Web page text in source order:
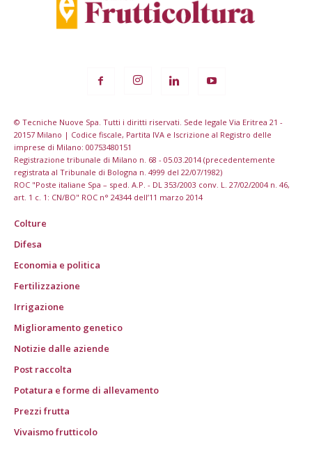
© Tecniche Nuove Spa. Tutti i diritti riservati. Sede legale Via Eritrea 21 -
20157 Milano | Codice fiscale, Partita IVA e Iscrizione al Registro delle
imprese di Milano: 00753480151
Registrazione tribunale di Milano n. 68 - 05.03.2014 (precedentemente
registrata al Tribunale di Bologna n. 4999 del 22/07/1982)
ROC "Poste italiane Spa – sped. A.P. - DL 353/2003 conv. L. 27/02/2004 n. 46,
art. 1 c. 1: CN/BO" ROC n° 24344 dell’11 marzo 2014
Colture
Difesa
Economia e politica
Fertilizzazione
Irrigazione
Miglioramento genetico
Notizie dalle aziende
Post raccolta
Potatura e forme di allevamento
Prezzi frutta
Vivaismo frutticolo